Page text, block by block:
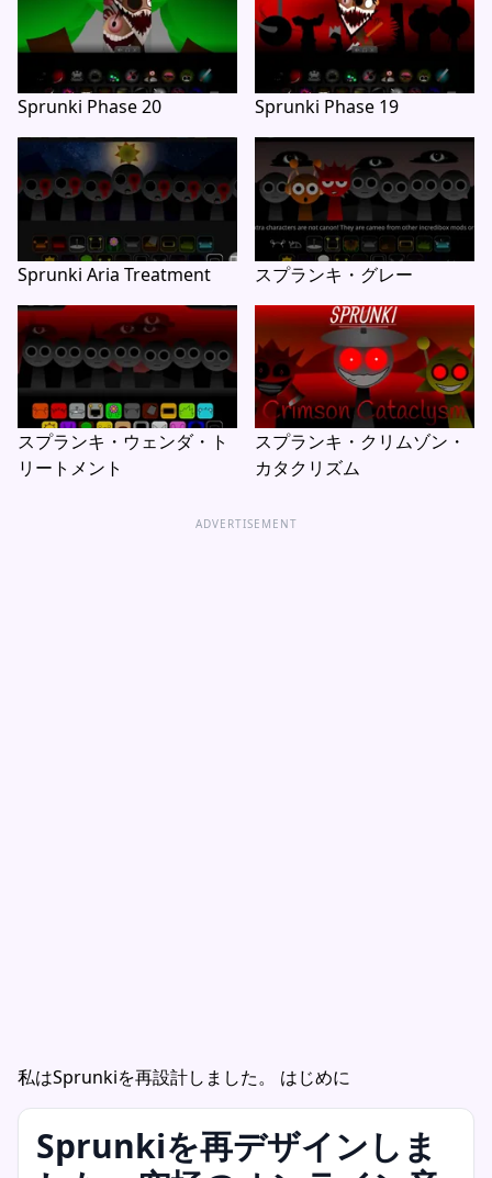
Sprunki Phase 20 Sprunki Phase 19
Sprunki Aria Treatment スプランキ・グレー
スプランキ・ウェンダ・ト
リートメント
スプランキ・クリムゾン・
カタクリズム
ADVERTISEMENT
私はSprunkiを再設計しました。 はじめに
Sprunkiを再デザインしま